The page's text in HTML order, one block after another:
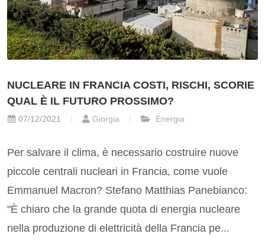
NUCLEARE IN FRANCIA COSTI, RISCHI, SCORIE
QUAL È IL FUTURO PROSSIMO?
07/12/2021 Giorgia Energia
Per salvare il clima, è necessario costruire nuove
piccole centrali nucleari in Francia, come vuole
Emmanuel Macron? Stefano Matthias Panebianco:
"È chiaro che la grande quota di energia nucleare
nella produzione di elettricità della Francia pe...